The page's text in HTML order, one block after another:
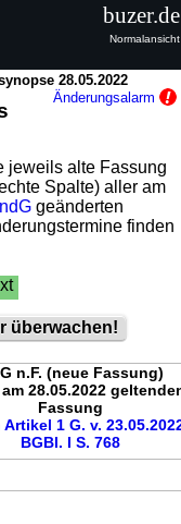
28.05.2022
Änderungsalarm
jeweils alte Fassung
Spalte) aller am
geänderten
finden
überwachen!
n.F. (neue Fassung)
28.05.2022
Fassung
1 G. v.
BGBl. I S. 768
buzer.de
Normalansicht